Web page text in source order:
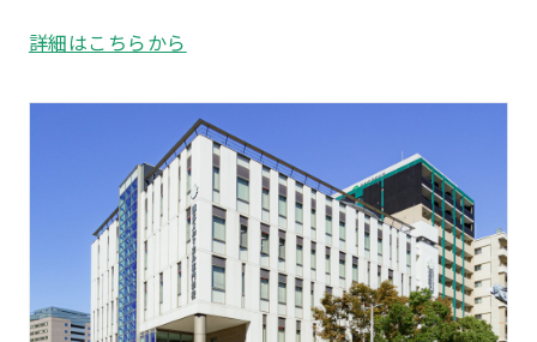
詳細はこちらから